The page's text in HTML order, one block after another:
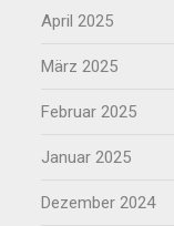
April 2025
März 2025
Februar 2025
Januar 2025
Dezember 2024